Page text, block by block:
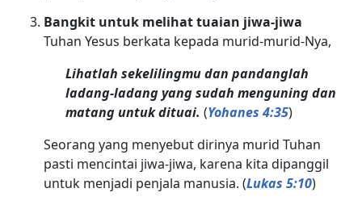
Bangkit untuk melihat tuaian jiwa-jiwa
Tuhan Yesus berkata kepada murid-murid-Nya,
Lihatlah sekelilingmu dan pandanglah
ladang-ladang yang sudah menguning dan
matang untuk dituai. (Yohanes 4:35)
Seorang yang menyebut dirinya murid Tuhan
pasti mencintai jiwa-jiwa, karena kita dipanggil
untuk menjadi penjala manusia. (Lukas 5:10)